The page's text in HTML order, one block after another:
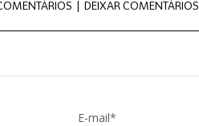
| DEIXAR COMENTÁRIOS
E-mail*